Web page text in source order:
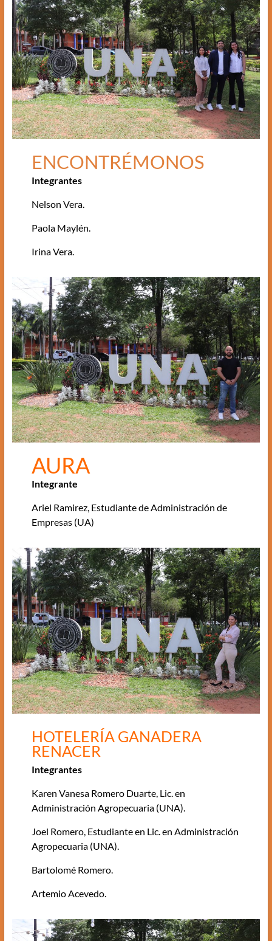
ENCONTRÉMONOS
Integrantes
Nelson Vera.
Paola Maylén.
Irina Vera.
AURA
Integrante
Ariel Ramirez, Estudiante de Administración de
Empresas (UA)
HOTELERÍA GANADERA
RENACER
Integrantes
Karen Vanesa Romero Duarte, Lic. en
Administración Agropecuaria (UNA).
Joel Romero, Estudiante en Lic. en Administración
Agropecuaria (UNA).
Bartolomé Romero.
Artemio Acevedo.